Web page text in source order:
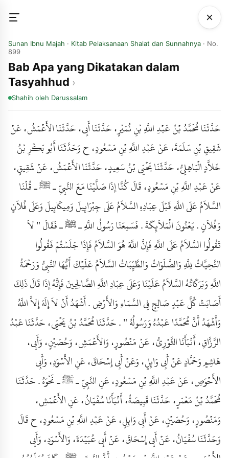
Sunan Ibnu Majah · Kitab Pelaksanaan Shalat dan Sunnahnya · No.
899
Bab Apa yang Dikatakan dalam
Tasyahhud
Shahih oleh Darussalam
حَدَّثَنَا مُحَمَّدُ بْنُ عَبْدِ اللَّهِ بْنِ نُمَيْرٍ، حَدَّثَنَا أَبِي، حَدَّثَنَا الأَعْمَشُ، عَنْ
شَقِيقِ بْنِ سَلَمَةَ، عَنْ عَبْدِ اللَّهِ بْنِ مَسْعُودٍ، ح وَحَدَّثَنَا أَبُو بَكْرِ بْنُ
خَلاَّدٍ الْبَاهِلِيُّ، حَدَّثَنَا يَحْيَى بْنُ سَعِيدٍ، حَدَّثَنَا الأَعْمَشُ، عَنْ شَقِيقٍ،
عَنْ عَبْدِ اللَّهِ بْنِ مَسْعُودٍ، قَالَ كُنَّا إِذَا صَلَّيْنَا مَعَ النَّبِيِّ ـ ﷺ ـ قُلْنَا
السَّلاَمُ عَلَى اللَّهِ قَبْلَ عِبَادِهِ السَّلاَمُ عَلَى جِبْرَائِيلَ وَمِيكَائِيلَ وَعَلَى فُلاَنٍ
وَفُلاَنٍ . يَعْنُونَ الْمَلاَئِكَةَ . فَسَمِعَنَا رَسُولُ اللَّهِ ـ ﷺ ـ فَقَالَ " لاَ
تَقُولُوا السَّلاَمُ عَلَى اللَّهِ فَإِنَّ اللَّهَ هُوَ السَّلاَمُ فَإِذَا جَلَسْتُمْ فَقُولُوا
التَّحِيَّاتُ لِلَّهِ وَالصَّلَوَاتُ وَالطَّيِّبَاتُ السَّلاَمُ عَلَيْكَ أَيُّهَا النَّبِيُّ وَرَحْمَةُ
اللَّهِ وَبَرَكَاتُهُ السَّلاَمُ عَلَيْنَا وَعَلَى عِبَادِ اللَّهِ الصَّالِحِينَ فَإِنَّهُ إِذَا قَالَ ذَلِكَ
أَصَابَتْ كُلَّ عَبْدٍ صَالِحٍ فِي السَّمَاءِ وَالأَرْضِ . أَشْهَدُ أَنْ لاَ إِلَهَ إِلاَّ اللَّهُ
وَأَشْهَدُ أَنَّ مُحَمَّدًا عَبْدُهُ وَرَسُولُهُ " . حَدَّثَنَا مُحَمَّدُ بْنُ يَحْيَى، حَدَّثَنَا عَبْدُ
الرَّزَّاقِ، أَنْبَأَنَا الثَّوْرِيُّ، عَنْ مَنْصُورٍ، وَالأَعْمَشِ، وَحُصَيْنٍ، وَأَبِي،
هَاشِمٍ وَحَمَّادٍ عَنْ أَبِي وَائِلٍ، وَعَنْ أَبِي إِسْحَاقَ، عَنِ الأَسْوَدِ، وَأَبِي
الأَحْوَصِ، عَنْ عَبْدِ اللَّهِ بْنِ مَسْعُودٍ، عَنِ النَّبِيِّ ـ ﷺ ـ نَحْوَهُ . حَدَّثَنَا
مُحَمَّدُ بْنُ مَعْمَرٍ، حَدَّثَنَا قَبِيصَةُ، أَنْبَأَنَا سُفْيَانُ، عَنِ الأَعْمَشِ،
وَمَنْصُورٍ، وَحُصَيْنٍ، عَنْ أَبِي وَائِلٍ، عَنْ عَبْدِ اللَّهِ بْنِ مَسْعُودٍ، ح قَالَ
وَحَدَّثَنَا سُفْيَانُ، عَنْ أَبِي إِسْحَاقَ، عَنْ أَبِي عُبَيْدَةَ، وَالأَسْوَدِ، وَأَبِي